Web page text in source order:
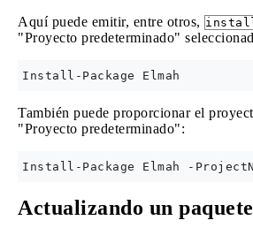
Aquí puede emitir, entre otros,
"Proyecto predeterminado"
También puede proporcionar el
"Proyecto predeterminado":
Actualizando un paquete